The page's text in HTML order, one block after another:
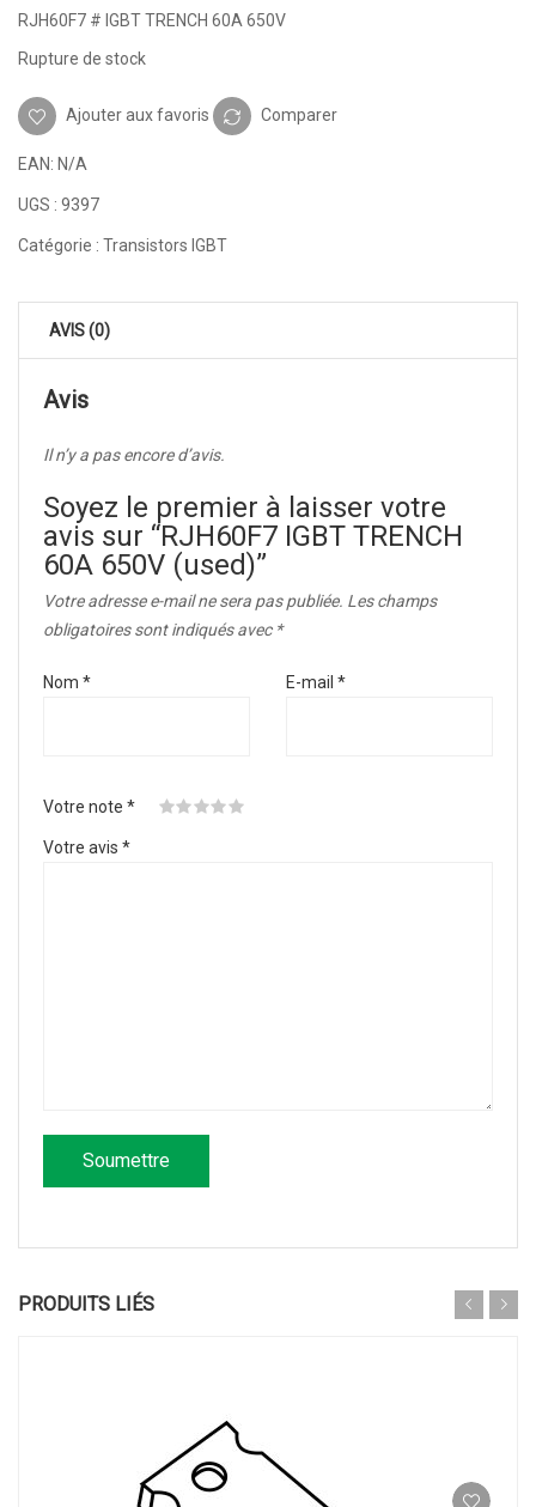
RJH60F7 # IGBT TRENCH 60A 650V
Rupture de stock
Ajouter aux favoris Comparer
EAN: N/A
UGS : 9397
Catégorie : Transistors IGBT
AVIS (0)
Avis
Il n’y a pas encore d’avis.
Soyez le premier à laisser votre
avis sur “RJH60F7 IGBT TRENCH
60A 650V (used)”
Votre adresse e-mail ne sera pas publiée. Les champs
obligatoires sont indiqués avec *
Nom * E-mail *
Votre note *
Votre avis *
PRODUITS LIÉS